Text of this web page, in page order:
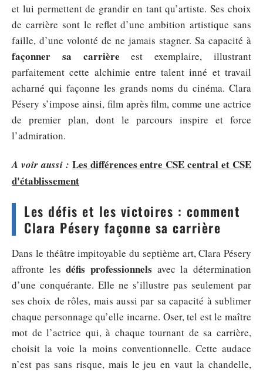
et lui permettent de grandir en tant qu’artiste. Ses choix
de carrière sont le reflet d’une ambition artistique sans
faille, d’une volonté de ne jamais stagner. Sa capacité à
façonner sa carrière est exemplaire, illustrant
parfaitement cette alchimie entre talent inné et travail
acharné qui façonne les grands noms du cinéma. Clara
Pésery s’impose ainsi, film après film, comme une actrice
de premier plan, dont le parcours inspire et force
l’admiration.
A voir aussi : Les différences entre CSE central et CSE
d'établissement
Les défis et les victoires : comment
Clara Pésery façonne sa carrière
Dans le théâtre impitoyable du septième art, Clara Pésery
affronte lesdéfis professionnels avec la détermination
d’une conquérante. Elle ne s’illustre pas seulement par
ses choix de rôles, mais aussi par sa capacité à sublimer
chaque personnage qu’elle incarne. Oser, tel est le maître
mot de l’actrice qui, à chaque tournant de sa carrière,
choisit la voie la moins conventionnelle. Cette audace
n’est pas sans risque, mais le jeu en vaut la chandelle,